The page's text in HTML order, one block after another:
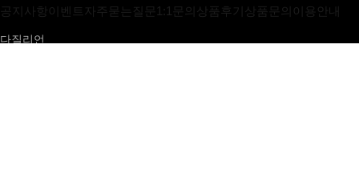
공지사항 이벤트 자주묻는질문 1:1문의 상품후기 상품문의 이용안내
다질리언